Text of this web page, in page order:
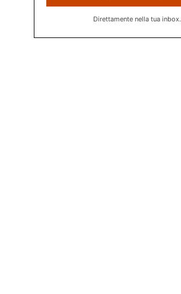
Direttamente nella tua inbox.